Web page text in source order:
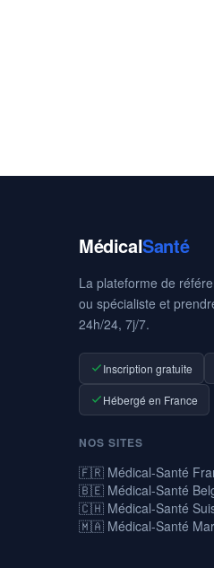
MédicalSanté
La plateforme de
ou spécialiste et
24h/24, 7j/7.
Inscription gratuite
Hébergé en France
NOS SITES
🇫🇷 Médical-Santé
🇧🇪 Médical-Santé
🇨🇭 Médical-Santé
🇲🇦 Médical-Santé